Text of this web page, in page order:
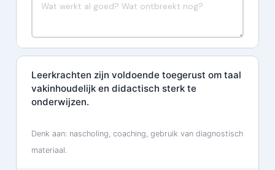
Leerkrachten zijn voldoende toegerust om taal
vakinhoudelijk en didactisch sterk te
onderwijzen.
Denk aan: nascholing, coaching, gebruik van diagnostisch
materiaal.